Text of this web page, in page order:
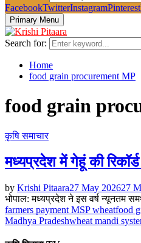
FacebookTwitterInstagramPinterest
Primary Menu
Search for:
Home
food grain procurement MP
food grain
कृषि समाचार
मध्यप्रदेश में गेहूं की
by Krishi Pitaara27 May 202627
भोपाल: मध्यप्रदेश ने इस वर्ष न्यूनतम
farmers payment MSP wheatfood
Madhya Pradeshwheat mandi